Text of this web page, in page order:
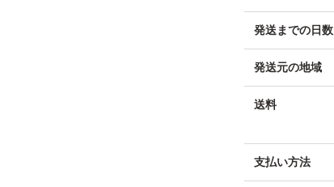
発送までの日数
発送元の地域
送料
支払い方法